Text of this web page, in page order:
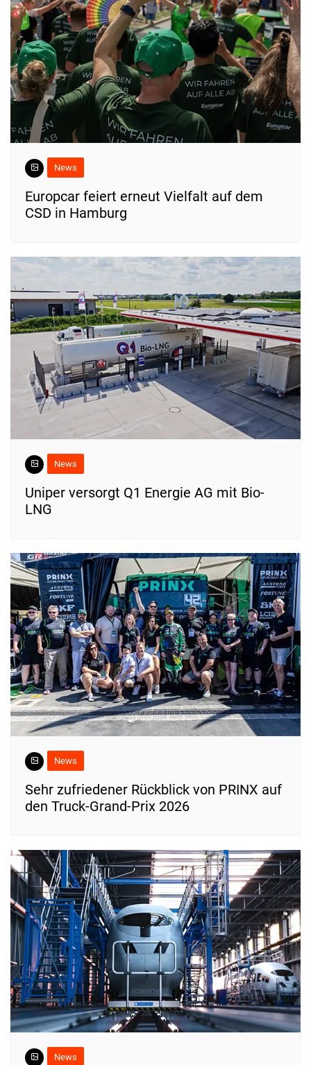
News
Europcar feiert erneut Vielfalt auf dem
CSD in Hamburg
News
Uniper versorgt Q1 Energie AG mit Bio-
LNG
News
Sehr zufriedener Rückblick von PRINX auf
den Truck-Grand-Prix 2026
News